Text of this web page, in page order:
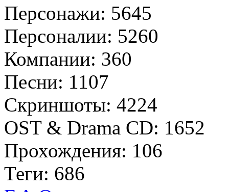
Персонажи: 5645
Персоналии: 5260
Компании: 360
Песни: 1107
Скриншоты: 4224
OST & Drama CD: 1652
Прохождения: 106
Теги: 686